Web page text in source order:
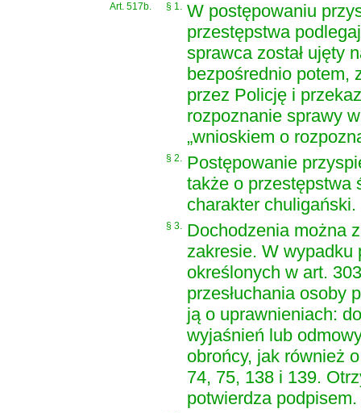
Art. 517b. § 1. W postępowaniu
przestępstwa
sprawca został ujęty
bezpośrednio potem,
przez Policję i
rozpoznanie sprawy
„wnioskiem o
§ 2. Postępowanie
także o przestępstwa
charakter chuligański.
§ 3. Dochodzenia można
zakresie. W wypadku
określonych w art.
przesłuchania osoby
ją o uprawnieniach:
wyjaśnień lub
obrońcy, jak również
74, 75, 138 i 139.
potwierdza podpisem.